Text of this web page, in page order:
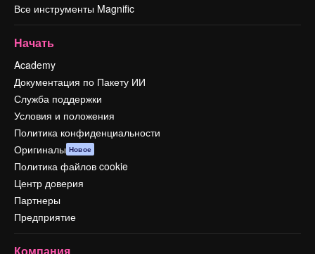
Все инструменты Magnific
Начать
Academy
Документация по Пакету ИИ
Служба поддержки
Условия и положения
Политика конфиденциальности
Оригиналы Новое
Политика файлов cookie
Центр доверия
Партнеры
Предприятие
Компания